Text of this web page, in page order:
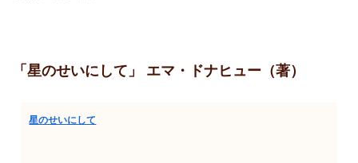
「星のせいにして」 エマ・ドナヒュー（著）
星のせいにして